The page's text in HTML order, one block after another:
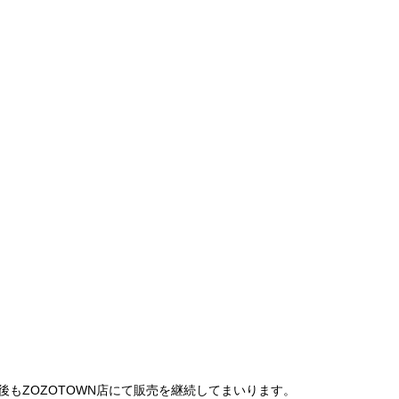
ZOZOTOWN店にて販売を継続してまいります。